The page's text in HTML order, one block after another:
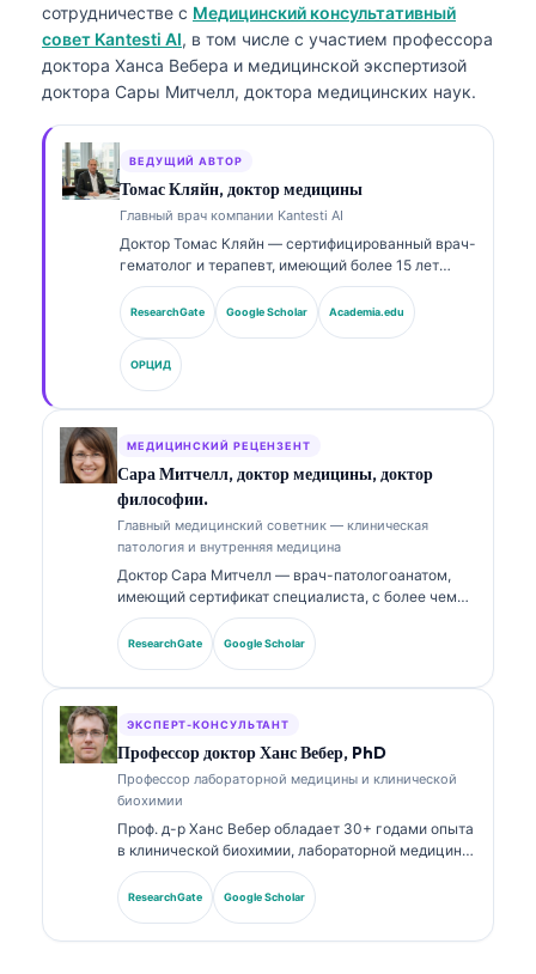
сотрудничестве с Медицинский консультативный
совет Kantesti AI, в том числе с участием профессора
доктора Ханса Вебера и медицинской экспертизой
доктора Сары Митчелл, доктора медицинских наук.
ВЕДУЩИЙ АВТОР
Томас Кляйн, доктор медицины
Главный врач компании Kantesti AI
Доктор Томас Кляйн — сертифицированный врач-
гематолог и терапевт, имеющий более 15 лет
опыта в лабораторной медицине и клиническом
анализе с помощью ИИ. В качестве главного
врача (Chief Medical Officer) в Kantesti AI он
осуществляет клинический надзор за
медицинской точностью запатентованной
нейронной сети. Доктор Кляйн широко
публиковался по вопросам интерпретации
биомаркеров и лабораторной диагностики по
темам лабораторной медицины.
ResearchGate Google Scholar Academia.edu
ОРЦИД
МЕДИЦИНСКИЙ РЕЦЕНЗЕНТ
Сара Митчелл, доктор медицины, доктор
философии.
Главный медицинский советник — клиническая
патология и внутренняя медицина
Доктор Сара Митчелл — врач-патологоанатом,
имеющий сертификат специалиста, с более чем
18-летним опытом в лабораторной медицине и
диагностическом анализе. Она имеет профильные
сертификаты по клинической химии и широко
ResearchGate Google Scholar
ЭКСПЕРТ-КОНСУЛЬТАНТ
Профессор доктор Ханс Вебер, PhD
Профессор лабораторной медицины и клинической
биохимии
Проф. д-р Ханс Вебер обладает 30+ годами опыта
в клинической биохимии, лабораторной медицине
и исследованиях биомаркеров. Бывший президент
Немецкого общества клинической химии, он
специализируется на анализе диагностических
ResearchGate Google Scholar